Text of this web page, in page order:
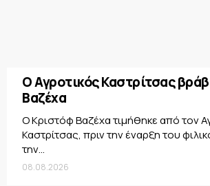
Ο Αγροτικός Καστρίτσας
Βαζέχα
Ο Κριστόφ Βαζέχα τιμήθηκε από τον
Καστρίτσας, πριν την έναρξη του
την...
08.08.2026